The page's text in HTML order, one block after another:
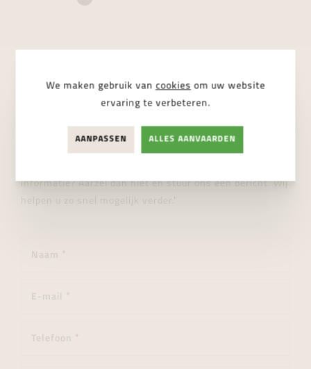
STUUR ONS EEN BERICHT
Wij helpen je graag verder!
informatie? Aarzel dan niet en stuur ons een bericht. Wij
helpen u zo snel mogelijk verder."
We maken gebruik van cookies om uw website
ervaring te verbeteren.
AANPASSEN ALLES AANVAARDEN